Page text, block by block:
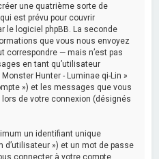
une quatrième sorte de
est prévu pour couvrir
le logiciel phpBB. La seconde
que vous nous envoyez
correspondre — mais n’est pas
en tant qu’utilisateur
Hunter - Luminae qi-Lin »
») et les messages que vous
de votre connexion (désignés
un identifiant unique
d’utilisateur ») et un mot de passe
connecter à votre compte